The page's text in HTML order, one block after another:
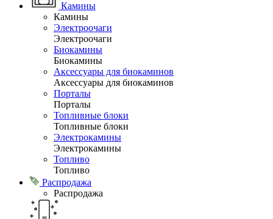
Камины
Камины
Электроочаги
Электроочаги
Биокамины
Биокамины
Аксессуары для биокаминов
Аксессуары для биокаминов
Порталы
Порталы
Топливные блоки
Топливные блоки
Электрокамины
Электрокамины
Топливо
Топливо
Распродажа
Распродажа